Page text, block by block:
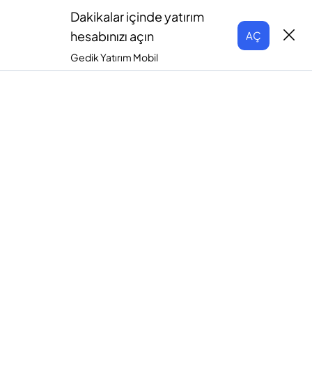
Dakikalar içinde yatırım
hesabınızı açın
Gedik Yatırım Mobil
AÇ